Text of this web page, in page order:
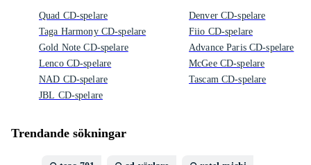
Quad CD-spelare
Taga Harmony CD-spelare
Gold Note CD-spelare
Lenco CD-spelare
NAD CD-spelare
JBL CD-spelare
Denver CD-spelare
Fiio CD-spelare
Advance Paris CD-spelare
McGee CD-spelare
Tascam CD-spelare
Trendande sökningar